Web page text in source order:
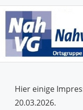
Hier einige
20.03.2026.